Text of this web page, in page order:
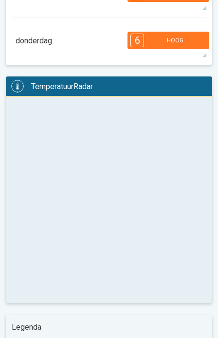
14 u 06:30 21:12 28°max
10:00 14:00
4 3
14 u 06:32 21:10 33°max
donderdag 6 HOOG
1
08:00
3 4 3
TemperatuurRadar
Legenda